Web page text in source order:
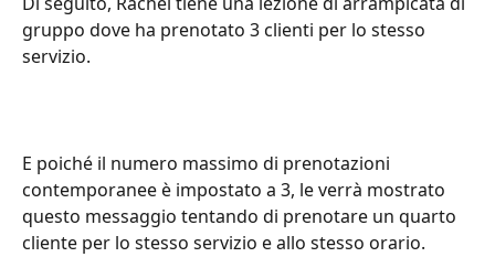
gruppo dove ha prenotato 3 clienti per lo stesso
servizio.
E poiché il numero massimo di prenotazioni
contemporanee è impostato a 3, le verrà mostrato
questo messaggio tentando di prenotare un quarto
cliente per lo stesso servizio e allo stesso orario.